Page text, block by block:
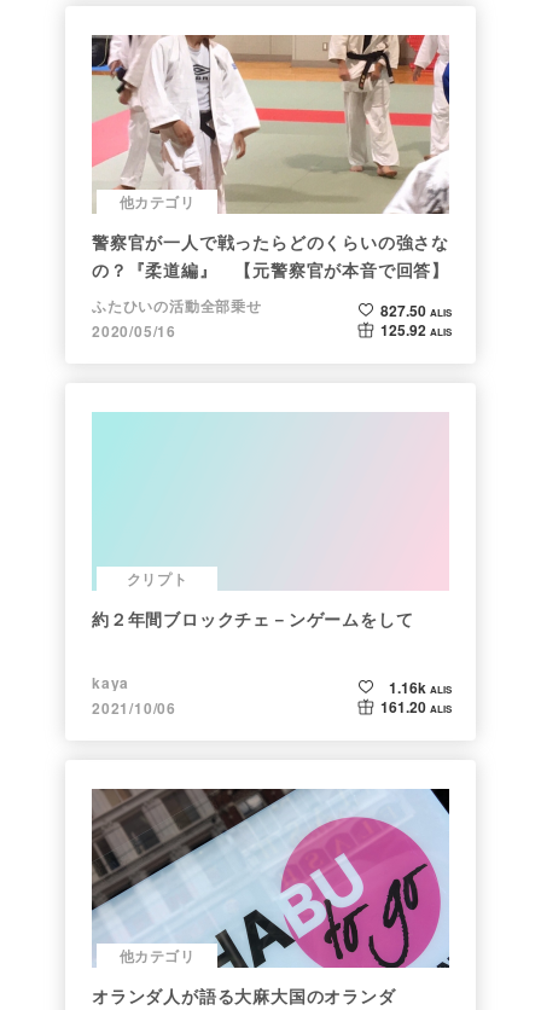
他カテゴリ
警察官が一人で戦ったらどのくらいの強さな
の？『柔道編』 【元警察官が本音で回答】
ふたひいの活動全部乗せ
2020/05/16
827.50 ALIS
125.92 ALIS
クリプト
約２年間ブロックチェ－ンゲームをして
kaya
2021/10/06
1.16k ALIS
161.20 ALIS
他カテゴリ
オランダ人が語る大麻大国のオランダ